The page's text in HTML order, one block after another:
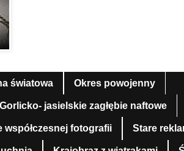
światowa Okres powojenny
Gorlicko- jasielskie zagłębie naftowe
współczesnej fotografii Stare